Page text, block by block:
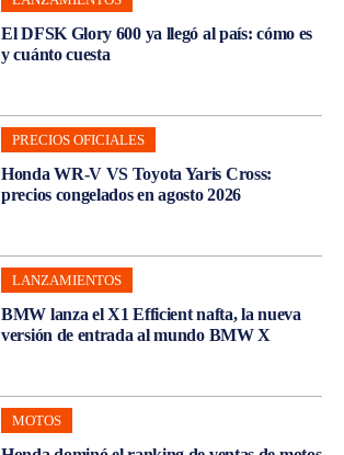
El DFSK Glory 600 ya llegó al país: cómo es
y cuánto cuesta
PRECIOS OFICIALES
Honda WR-V VS Toyota Yaris Cross:
precios congelados en agosto 2026
LANZAMIENTOS
BMW lanza el X1 Efficient nafta, la nueva
versión de entrada al mundo BMW X
MOTOS